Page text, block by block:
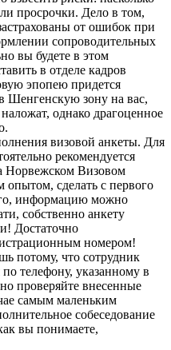
просрочки. Дело в том,
от ошибок при
сопроводительных
вы будете в этом
в отделе кадров
эпопею придется
Шенгенскую зону на вас,
однако драгоценное
визовой анкеты. Для
рекомендуется
Норвежском Визовом
опытом, сделать с первого
информацию можно
собственно анкету
Достаточно
номером!
потому, что сотрудник
по телефону, указанному в
проверяйте внесенные
самым маленьким
собеседование
вы понимаете,